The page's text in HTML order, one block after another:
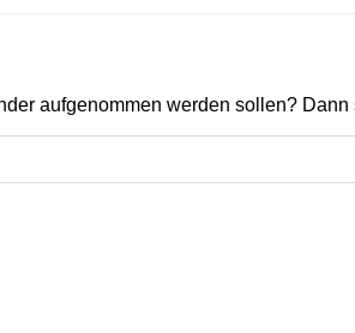
aufgenommen werden sollen?